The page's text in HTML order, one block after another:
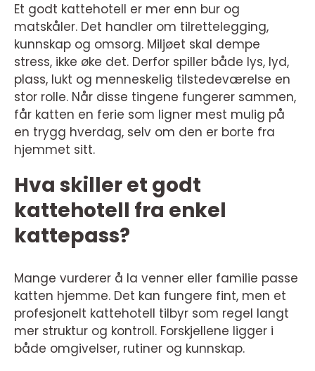
Et godt kattehotell er mer enn bur og
matskåler. Det handler om tilrettelegging,
kunnskap og omsorg. Miljøet skal dempe
stress, ikke øke det. Derfor spiller både lys, lyd,
plass, lukt og menneskelig tilstedeværelse en
stor rolle. Når disse tingene fungerer sammen,
får katten en ferie som ligner mest mulig på
en trygg hverdag, selv om den er borte fra
hjemmet sitt.
Hva skiller et godt
kattehotell fra enkel
kattepass?
Mange vurderer å la venner eller familie passe
katten hjemme. Det kan fungere fint, men et
profesjonelt kattehotell tilbyr som regel langt
mer struktur og kontroll. Forskjellene ligger i
både omgivelser, rutiner og kunnskap.